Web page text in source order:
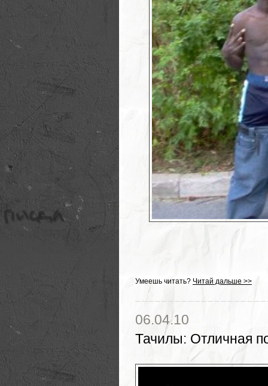
Умеешь читать? Читай дальше >>
06.04.10
Тачилы: Отличная